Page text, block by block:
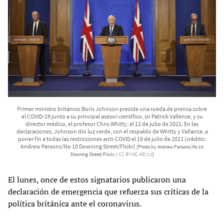
Primer ministro británico Boris Johnson preside una rueda de prensa sobre
el COVID-19 junto a su principal asesor científico, sir Patrick Vallence, y su
director médico, el profesor Chris Whitty, el 12 de julio de 2021. En las
declaraciones, Johnson dio luz verde, con el respaldo de Whitty y Vallance, a
poner fin a todas las restricciones anti-COVID el 19 de julio de 2021 (crédito:
Andrew Parsons/No 10 Downing Street/Flickr) [Photo by Andrew Parsons/No 10
Downing Street/Flickr /CC BY-NC-ND 2.0]
El lunes, once de estos signatarios publicaron una
declaración de emergencia que refuerza sus críticas de la
política británica ante el coronavirus.